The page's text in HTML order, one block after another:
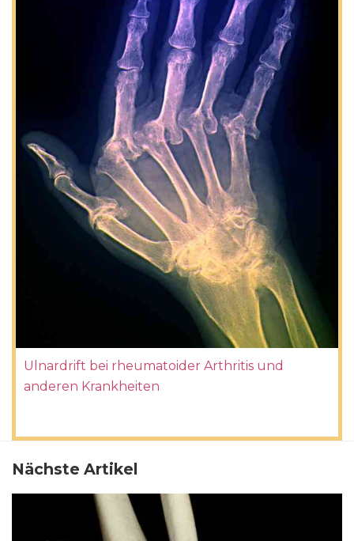
Ulnardrift bei rheumatoider Arthritis und
anderen Krankheiten
Nächste Artikel